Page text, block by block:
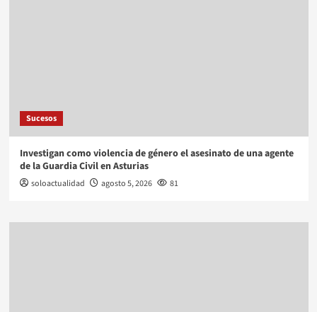
Sucesos
Investigan como violencia de género el asesinato de una agente
de la Guardia Civil en Asturias
soloactualidad agosto 5, 2026 81